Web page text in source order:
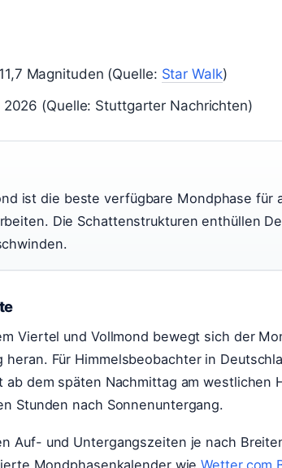
Magnituden (Quelle: Star Walk)
2026 (Quelle: Stuttgarter Nachrichten)
ist die beste verfügbare Mondphase für
Die Schattenstrukturen enthüllen
Viertel und Vollmond bewegt sich der
heran. Für Himmelsbeobachter in
dem späten Nachmittag am westlichen
Stunden nach Sonnenuntergang.
Auf- und Untergangszeiten je nach
Mondphasenkalender wieWetter.com